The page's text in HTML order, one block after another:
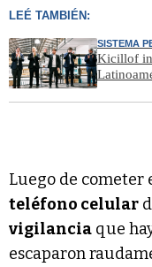
LEÉ TAMBIÉN:
SISTEMA
Kicillof
Luego de cometer
teléfono celular
vigilancia que
escaparon